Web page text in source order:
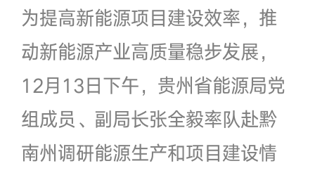
为提高新能源项目建设效率，推
动新能源产业高质量稳步发展，
12月13日下午，贵州省能源局党
组成员、副局长张全毅率队赴黔
南州调研能源生产和项目建设情